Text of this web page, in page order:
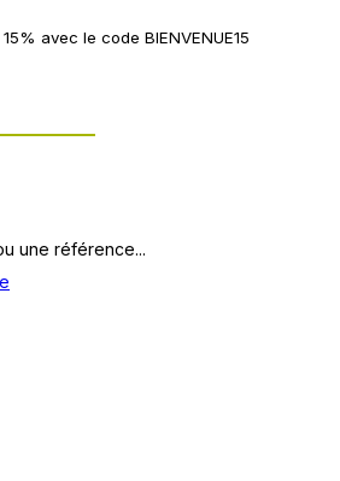
avec le code BIENVENUE15
une référence...